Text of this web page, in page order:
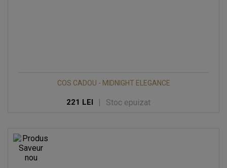
COS CADOU - MIDNIGHT ELEGANCE
221 LEI | Stoc epuizat